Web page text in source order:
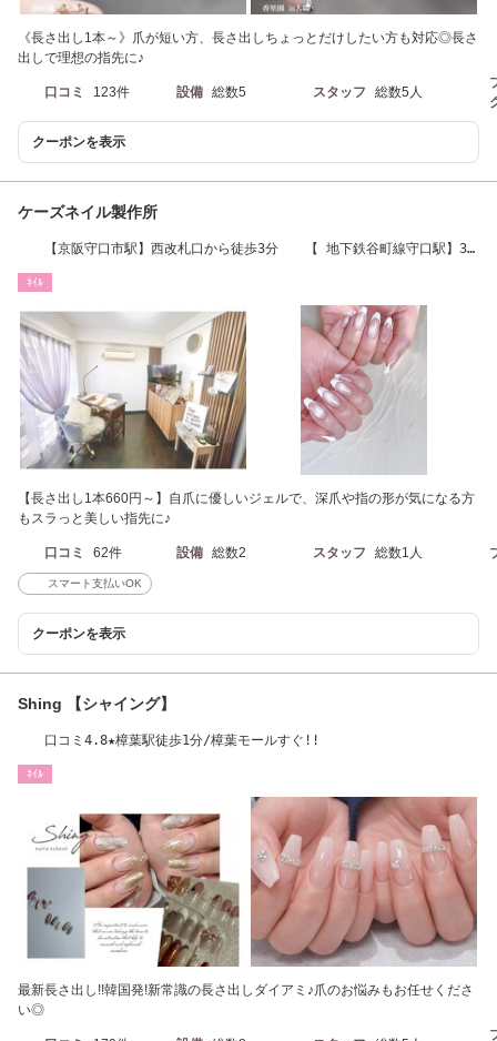
《長さ出し1本～》爪が短い方、長さ出しちょっとだけしたい方も対応◎長さ
出しで理想の指先に♪
口コミ 123件 設備 総数5 スタッフ 総数5人
クーポンを表示
ケーズネイル製作所
【京阪守口市駅】西改札口から徒歩3分 【 地下鉄谷町線守口駅】3
ﾈｲﾙ
【長さ出し1本660円～】自爪に優しいジェルで、深爪や指の形が気になる方
もスラっと美しい指先に♪
口コミ 62件 設備 総数2 スタッフ 総数1人
スマート支払いOK
クーポンを表示
Shing 【シャイング】
口コミ4.8★樟葉駅徒歩1分/樟葉モールすぐ!!
ﾈｲﾙ
最新長さ出し!!韓国発!新常識の長さ出しダイアミ♪爪のお悩みもお任せくださ
い◎